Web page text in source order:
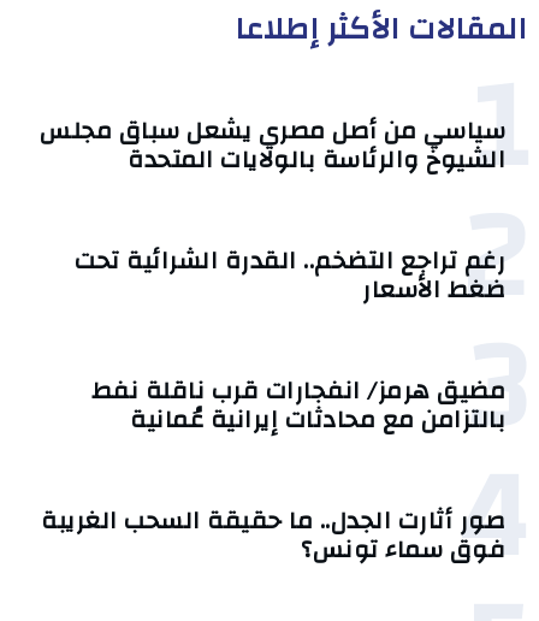
المقالات الأكثر إطلاعا
1
سياسي من أصل مصري يشعل سباق مجلس
الشيوخ والرئاسة بالولايات المتحدة
2
رغم تراجع التضخم.. القدرة الشرائية تحت
ضغط الأسعار
3
مضيق هرمز/ انفجارات قرب ناقلة نفط
بالتزامن مع محادثات إيرانية عُمانية
4
صور أثارت الجدل.. ما حقيقة السحب الغريبة
فوق سماء تونس؟